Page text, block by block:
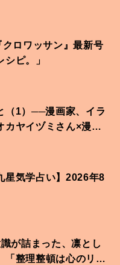
ロワッサン』最新号
ピ。」
（1）──漫画家、イラ
カヤイヅミさん×漫画
星気学占い】2026年8
が詰まった、凛とし
「整理整頓は心のリズ